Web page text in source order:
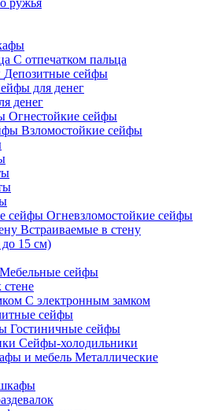
ружья
С отпечатком пальца
Депозитные сейфы
для денег
денег
Огнестойкие сейфы
Взломостойкие сейфы
Огневзломостойкие сейфы
Встраиваемые в стену
15 см)
Мебельные сейфы
С электронным замком
сейфы
Гостиничные сейфы
Сейфы-холодильники
Металлические
шкафы